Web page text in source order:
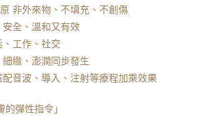
非外來物、不填充、不創傷
全、溫和又有效
工作、社交
緻、澎潤同步發生
音波、導入、注射等療程加乘效果
彈性指令」